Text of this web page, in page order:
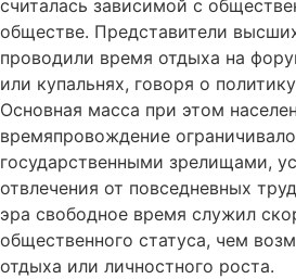
считалась зависимой с
обществе. Представители
проводили время отдыха на
или купальнях, говоря о
Основная масса при этом
времяпровождение
государственными зрелищами,
отвлечения от повседневных
эра свободное время служил
общественного статуса, чем
отдыха или личностного роста.